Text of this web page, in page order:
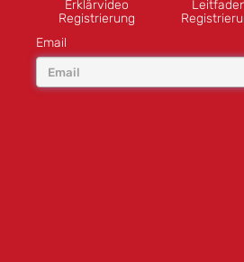
Erklärvideo
Registrierung
Email